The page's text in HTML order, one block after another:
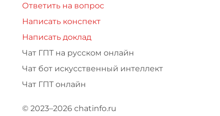
Ответить на вопрос
Написать конспект
Написать доклад
Чат ГПТ на русском онлайн
Чат бот искусственный интеллект
Чат ГПТ онлайн
© 2023–2026 chatinfo.ru